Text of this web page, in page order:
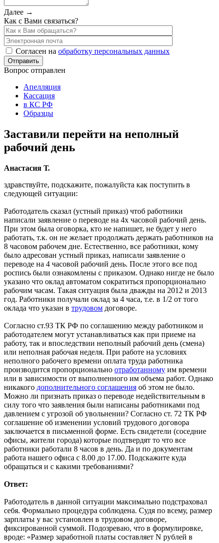
Далее →
Как с Вами связаться?
Согласен на обработку персональных данных
Вопрос отправлен
Апелляция
Кассация
в КС РФ
Образцы
Заставили перейти на неполный
рабочий день
Анастасия Т.
здравствуйте, подскажите, пожалуйста как поступить в
следующей ситуации:
Работодатель сказал (устный приказ) чтоб работники
написали заявление о переводе на 4х часовой рабочий день.
При этом была оговорка, кто не напишет, не будет у него
работать, т.к. он не желает продолжать держать работников на
8 часовом рабочем дне. Естественно, все работники, кому
было адресован устный приказ, написали заявление о
переводе на 4 часовой рабочий день. После этого все под
роспись были ознакомлены с приказом. Однако нигде не было
указано что оклад автоматом сократиться пропорционально
рабочим часам. Такая ситуация была дважды на 2012 и 2013
год. Работники получали оклад за 4 часа, т.е. в 1/2 от того
оклада что указан в трудовом договоре.
Согласно ст.93 ТК РФ по соглашению между работником и
работодателем могут устанавливаться как при приеме на
работу, так и впоследствии неполный рабочий день (смена)
или неполная рабочая неделя. При работе на условиях
неполного рабочего времени оплата труда работника
производится пропорционально отработанному им времени
или в зависимости от выполненного им объема работ. Однако
никакого дополнительного соглашения об этом не было.
Можно ли признать приказ о переводе недействительным в
силу того что заявления были написаны работниками под
давлением с угрозой об увольнении? Согласно ст. 72 ТК РФ
соглашение об изменении условий трудового договора
заключается в письменной форме. Есть свидетели (соседние
офисы, жители города) которые подтвердят то что все
работники работали 8 часов в день. Да и по документам
работа нашего офиса с 8.00 до 17.00. Подскажите куда
обращаться и с какими требованиями?
Ответ:
Работодатель в данной ситуации максимально подстраховал
себя. Формально процедура соблюдена. Судя по всему, размер
зарплаты у вас установлен в трудовом договоре,
фиксированной суммой. Подозреваю, что в формулировке,
вроде: «Размер заработной платы составляет N рублей в